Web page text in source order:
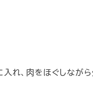
れ、肉をほぐしなが